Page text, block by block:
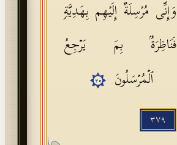
وَإِنِّی مُرۡسِلَةٌ إِلَیۡهِم بِهَدِیَّةࣲ
فَنَاظِرَةُۢ بِمَ یَرۡجِعُ
ٱلۡمُرۡسَلُونَ
٣٥
٣٧٩